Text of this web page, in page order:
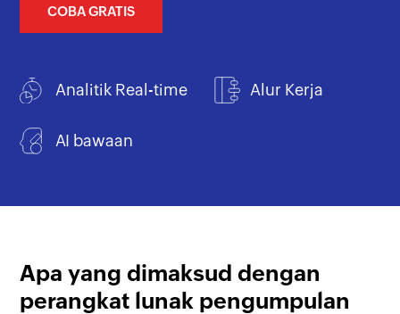
COBA GRATIS
Analitik Real-time Alur Kerja
AI bawaan
Apa yang dimaksud dengan
perangkat lunak pengumpulan